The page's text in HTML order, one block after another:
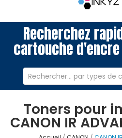
Recherchez
cartouche
Toners pour
CANON IR